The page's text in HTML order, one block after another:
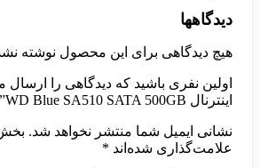
دیدگاهها
هیچ دیدگاهی برای این محصول نوشته
اینترنال WD Blue SA510 SATA 500GB”
نشانی ایمیل شما منتشر نخواهد شد.
علامت‌گذاری شده‌اند *